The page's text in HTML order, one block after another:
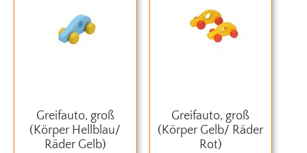
Greifauto, groß
(Körper Hellblau/
Räder Gelb)
Greifauto, groß
(Körper Gelb/ Räder
Rot)